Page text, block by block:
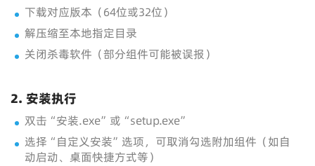
下载对应版本（64位或32位）
解压缩至本地指定目录
关闭杀毒软件（部分组件可能被误报）
2. 安装执行
双击“安装.exe”或“setup.exe”
选择“自定义安装”选项，可取消勾选附加组件（如自
动启动、桌面快捷方式等）